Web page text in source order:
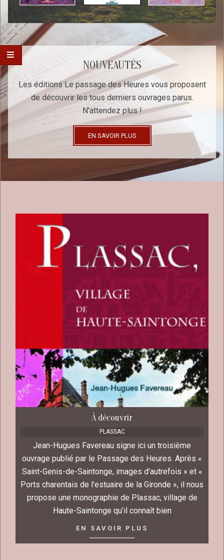
NOUVEAUTÉS
Les éditions Le passage des Heures vous proposent
de découvrir les tous derniers ouvrages parus.
N'attendez plus !
EN SAVOIR PLUS
À découvrir
PLASSAC
Jean-Hugues Favereau signe ici un troisième
ouvrage publié par le Passage des Heures. Après «
Saint-Genis-de-Saintonge, images d’autrefois » et «
Ports charentais de l’estuaire de la Gironde », il nous
propose une monographie de Plassac, village de
Haute-Saintonge qu’il connaît bien
EN SAVOIR PLUS